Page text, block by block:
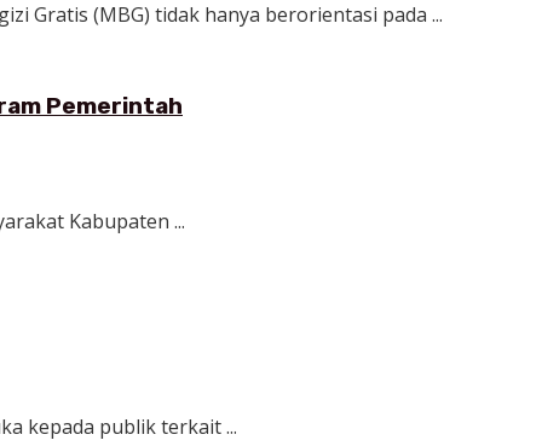
Gratis (MBG) tidak hanya berorientasi pada ...
Pemerintah
Kabupaten ...
kepada publik terkait ...